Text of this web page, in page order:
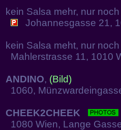
kein Salsa mehr, nur
Johannesgasse 21,
kein Salsa meht, nur
Mahlerstrasse 11, 1010
ANDINO, (Bild)
1060,
CHEEK2CHEEK
1080 Wien, Lange